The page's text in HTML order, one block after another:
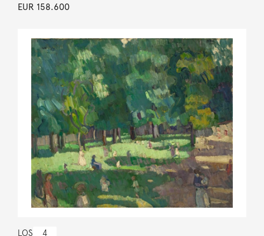
EUR 158.600
LOS 4